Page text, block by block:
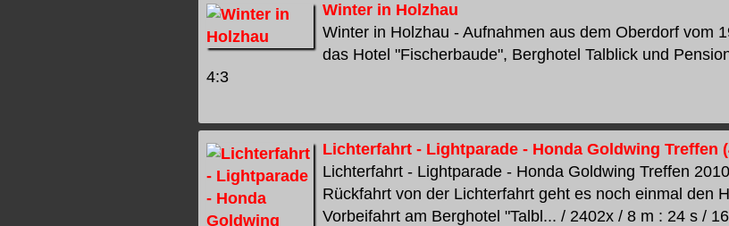
Winter in Holzhau
Winter in Holzhau - Aufnahmen aus dem Oberdorf vom
das Hotel "Fischerbaude", Berghotel Talblick und
4:3
Lichterfahrt - Lightparade - Honda Goldwing Treffen
Lichterfahrt - Lightparade - Honda Goldwing Treffen
Rückfahrt von der Lichterfahrt geht es noch einmal den
Vorbeifahrt am Berghotel "Talbl... / 2402x / 8 m : 24 s /